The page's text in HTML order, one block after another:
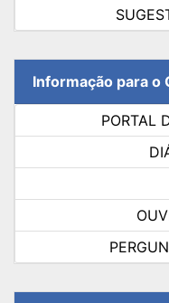
Informação para o
PORTAL